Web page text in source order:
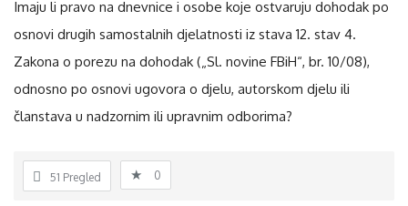
Imaju li pravo na dnevnice i osobe koje ostvaruju dohodak po
osnovi drugih samostalnih djelatnosti iz stava 12. stav 4.
Zakona o porezu na dohodak („Sl. novine FBiH“, br. 10/08),
odnosno po osnovi ugovora o djelu, autorskom djelu ili
članstava u nadzornim ili upravnim odborima?
51 Pregled 0